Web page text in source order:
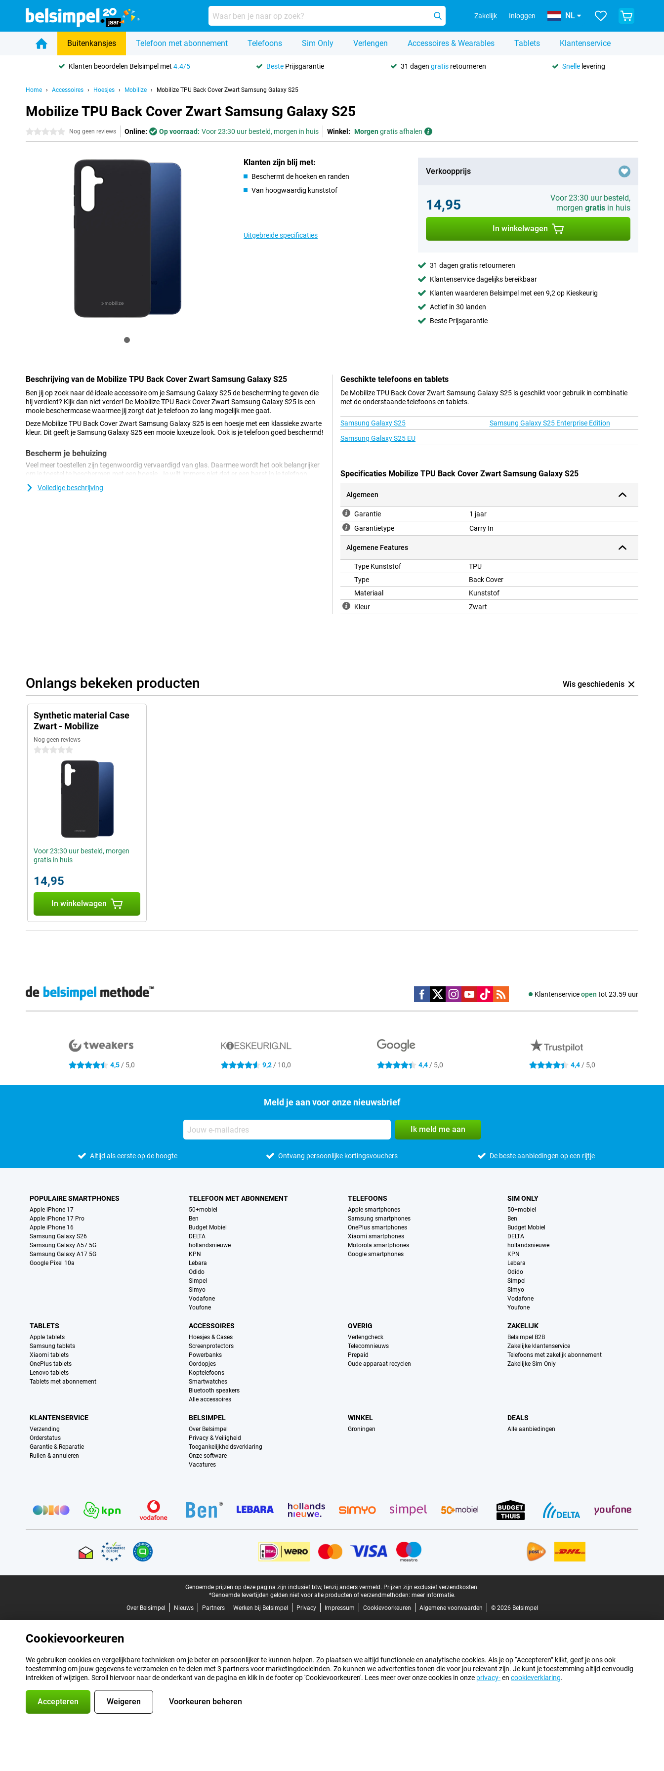
Zakelijk Inloggen NL
Buitenkansjes Telefoon met abonnement Telefoons Sim Only Verlengen Accessoires & Wearables Tablets Klantenservice
Klanten beoordelen Belsimpel met4.4/5 Beste Prijsgarantie 31 dagen gratisretourneren Snellelevering
Home Accessoires Hoesjes Mobilize Mobilize TPU Back Cover Zwart Samsung Galaxy S25
Mobilize TPU Back Cover Zwart Samsung Galaxy S25
0 sterren Nog geen reviews Online: Op voorraad: Voor 23:30 uur besteld, morgen in huis Winkel: Morgengratis afhalen
Klanten zijn blij met:
Beschermt de hoeken en randen
Van hoogwaardig kunststof
Uitgebreide specificaties
Verkoopprijs
14,95
Voor 23:30 uur besteld,
morgen gratisin huis
In winkelwagen
31 dagen gratis retourneren
Klantenservice dagelijks bereikbaar
Klanten waarderen Belsimpel met een 9,2 op Kieskeurig
Actief in 30 landen
Beste Prijsgarantie
Beschrijving van de Mobilize TPU Back Cover Zwart Samsung Galaxy S25
Ben jij op zoek naar dé ideale accessoire om je Samsung Galaxy S25 de bescherming te geven die
hij verdient? Kijk dan niet verder! De Mobilize TPU Back Cover Zwart Samsung Galaxy S25 is een
mooie beschermcase waarmee jij zorgt dat je telefoon zo lang mogelijk mee gaat.
Deze Mobilize TPU Back Cover Zwart Samsung Galaxy S25 is een hoesje met een klassieke zwarte
kleur. Dit geeft je Samsung Galaxy S25 een mooie luxeuze look. Ook is je telefoon goed beschermd!
Bescherm je behuizing
Veel meer toestellen zijn tegenwoordig vervaardigd van glas. Daarmee wordt het ook belangrijker
om je toestel te beschermen met een hoesje. Je wilt immers niet dat er een barst in je telefoon
komt! Bescherm je Samsung Galaxy S25 eenvoudig door voor deze Back cover te kiezen.
Kunststof is een erg stevig materiaal, waardoor dit uitermate geschikt is voor hoesjes. Daarom
Volledige beschrijving
Geschikte telefoons en tablets
De Mobilize TPU Back Cover Zwart Samsung Galaxy S25 is geschikt voor gebruik in combinatie
met de onderstaande telefoons en tablets.
Samsung Galaxy S25
Samsung Galaxy S25 Enterprise Edition
Samsung Galaxy S25 EU
Specificaties Mobilize TPU Back Cover Zwart Samsung Galaxy S25
Algemeen
Garantie
1 jaar
Garantietype
Carry In
Algemene Features
Type Kunststof
TPU
Type
Back Cover
Materiaal
Kunststof
Kleur
Zwart
Onlangs bekeken producten Wis geschiedenis
Synthetic material Case
Zwart - Mobilize
Nog geen reviews
0 sterren
Voor 23:30 uur besteld, morgen
gratis in huis
14,95
In winkelwagen
Klantenserviceopen tot 23.59 uur
Social media
4.5 sterren 4,5/ 5,0 4.6 sterren 9,2/ 10,0 4.4 sterren 4,4 / 5,0 4.4 sterren 4,4 / 5,0
Meld je aan voor onze nieuwsbrief
Ik meld me aan
Altijd als eerste op de hoogte Ontvang persoonlijke kortingsvouchers De beste aanbiedingen op een rijtje
POPULAIRE SMARTPHONES
Apple iPhone 17
Apple iPhone 17 Pro
Apple iPhone 16
Samsung Galaxy S26
Samsung Galaxy A57 5G
Samsung Galaxy A17 5G
Google Pixel 10a
TELEFOON MET ABONNEMENT
50+mobiel
Ben
Budget Mobiel
DELTA
hollandsnieuwe
KPN
Lebara
Odido
Simpel
Simyo
Vodafone
Youfone
TELEFOONS
Apple smartphones
Samsung smartphones
OnePlus smartphones
Xiaomi smartphones
Motorola smartphones
Google smartphones
SIM ONLY
50+mobiel
Ben
Budget Mobiel
DELTA
hollandsnieuwe
KPN
Lebara
Odido
Simpel
Simyo
Vodafone
Youfone
TABLETS
Apple tablets
Samsung tablets
Xiaomi tablets
OnePlus tablets
Lenovo tablets
Tablets met abonnement
ACCESSOIRES
Hoesjes & Cases
Screenprotectors
Powerbanks
Oordopjes
Koptelefoons
Smartwatches
Bluetooth speakers
Alle accessoires
OVERIG
Verlengcheck
Telecomnieuws
Prepaid
Oude apparaat recyclen
ZAKELIJK
Belsimpel B2B
Zakelijke klantenservice
Telefoons met zakelijk abonnement
Zakelijke Sim Only
KLANTENSERVICE
Verzending
Orderstatus
Garantie & Reparatie
Ruilen & annuleren
BELSIMPEL
Over Belsimpel
Privacy & Veiligheid
Toegankelijkheidsverklaring
Onze software
Vacatures
WINKEL
Groningen
DEALS
Alle aanbiedingen
Genoemde prijzen op deze pagina zijn inclusief btw, tenzij anders vermeld. Prijzen zijn exclusief verzendkosten.
*Genoemde levertijden gelden niet voor alle producten of verzendmethoden: meer informatie.
Over Belsimpel
Nieuws Partners Werken bij Belsimpel Privacy Impressum Cookievoorkeuren Algemene voorwaarden © 2026 Belsimpel
Cookievoorkeuren
We gebruiken cookies en vergelijkbare technieken om je beter en persoonlijker te kunnen helpen. Zo plaatsen we altijd functionele en analytische cookies. Als je op “Accepteren” klikt, geef je ons ook
toestemming om jouw gegevens te verzamelen en te delen met 3 partners voor marketingdoeleinden. Zo kunnen we advertenties tonen die voor jou relevant zijn. Je kunt je toestemming altijd eenvoudig
intrekken of wijzigen. Scroll hiervoor naar de onderkant van de pagina en klik in de footer op 'Cookievoorkeuren'. Lees meer over onze cookies in onze privacy-en cookieverklaring.
Accepteren Weigeren Voorkeuren beheren